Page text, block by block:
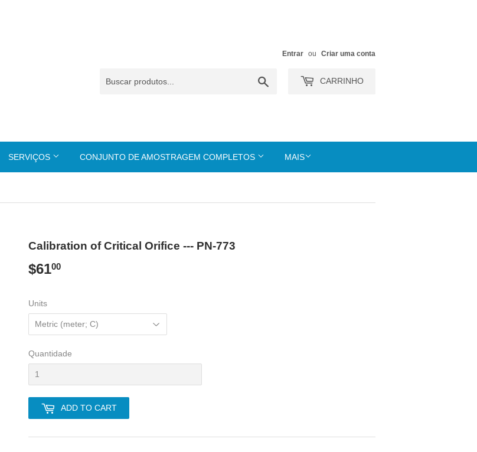
Entrar ou Criar uma conta
CARRINHO
SERVIÇOS CONJUNTO DE AMOSTRAGEM COMPLETOS MAIS
Calibration of Critical Orifice --- PN-773
$6100
Units
Quantidade
ADD TO CART